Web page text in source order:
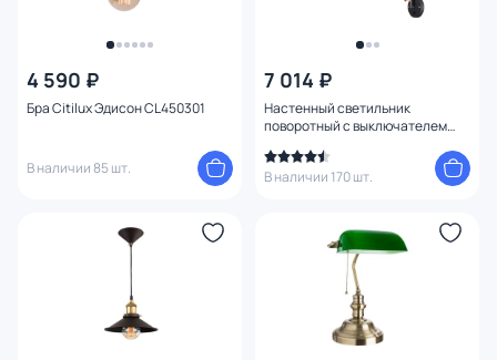
4 590 ₽
Бра Citilux Эдисон CL450301
В наличии 85 шт.
7 014 ₽
Настенный светильник
поворотный с выключателем
В наличии 170 шт.